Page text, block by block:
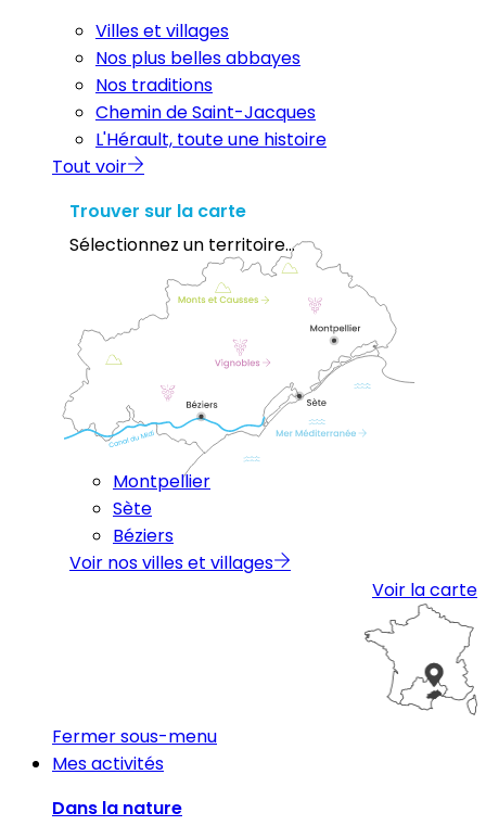
Villes et villages
Nos plus belles abbayes
Nos traditions
Chemin de Saint-Jacques
L'Hérault, toute une histoire
Tout voir
Trouver sur la carte
Sélectionnez un territoire...
Montpellier
Sète
Béziers
Voir nos villes et villages
Voir la carte
Fermer sous-menu
Mes activités
Dans la nature